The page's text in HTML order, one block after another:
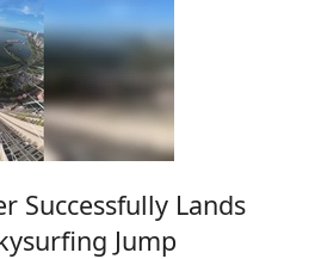
Successfully Lands
Jump